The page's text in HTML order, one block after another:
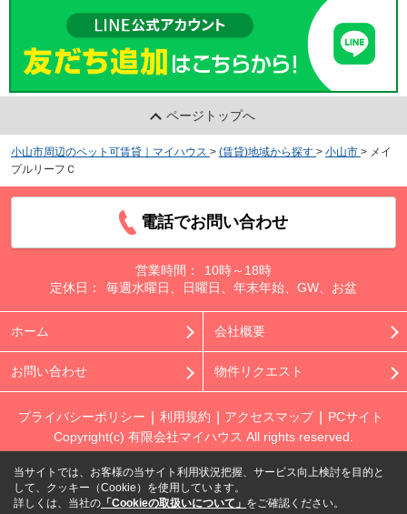
ページトップへ
小山市周辺のペット可賃貸｜マイハウス > (賃貸)地域から探す > 小山市 > メイ
プルリーフＣ
電話でお問い合わせ
営業時間：
10時～18時
定休日：
毎週水曜日、日曜日、年末年始、GW、お盆
ホーム 会社概要
お問い合わせ 物件リクエスト
プライバシーポリシー 利用規約 アクセスマップ
PCサイト
Copyright(c) 有限会社マイハウス All rights reserved.
当サイトでは、お客様の当サイト利用状況把握、サービス向上検討を目的と
して、クッキー（Cookie）を使用しています。
詳しくは、当社の 「Cookieの取扱いについて」 をご確認ください。